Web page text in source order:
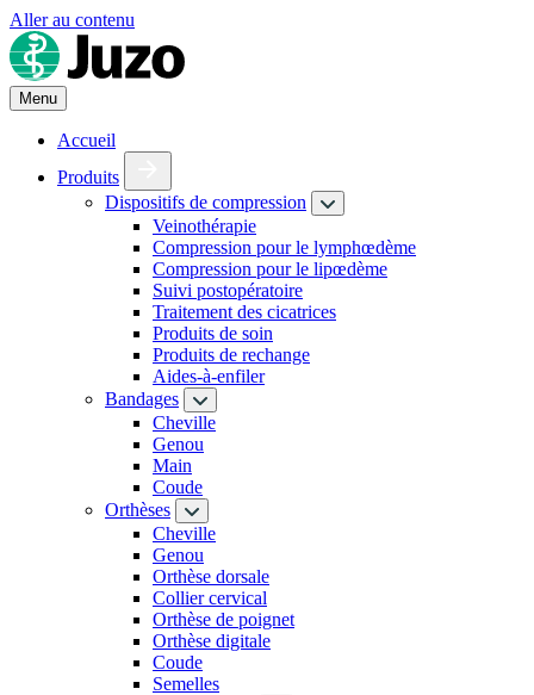
Aller au contenu
Menu
Accueil
Produits
Dispositifs de compression
Veinothérapie
Compression pour le lymphœdème
Compression pour le lipœdème
Suivi postopératoire
Traitement des cicatrices
Produits de soin
Produits de rechange
Aides-à-enfiler
Bandages
Cheville
Genou
Main
Coude
Orthèses
Cheville
Genou
Orthèse dorsale
Collier cervical
Orthèse de poignet
Orthèse digitale
Coude
Semelles